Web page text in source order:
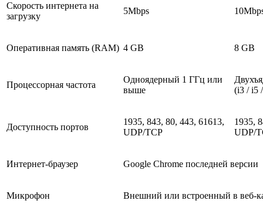
Скорость интернета на
загрузку
5Mbps
Оперативная память (RAM) 4 GB 8 GB
Процессорная частота
Одноядерный 1 ГГц или
выше
(i3 / i5
Доступность портов
1935, 843, 80, 443, 61613,
UDP/TCP
1935,
UDP/
Интернет-браузер Google Chrome последней версии
Микрофон Внешний или встроенный в веб-